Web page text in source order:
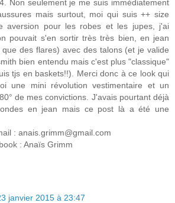
Non seulement je me suis immédiatement
mais surtout, moi qui suis ++ size
aversion pour les robes et les jupes, j'ai
pouvait s'en sortir très très bien, en jean
des flares) avec des talons (et je valide
bien entendu mais c'est plus "classique"
tjs en baskets!!). Merci donc à ce look qui
une mini révolution vestimentaire et un
de mes convictions. J'avais pourtant déjà
en jean mais ce post là a été une
: anais.grimm@gmail.com
: Anaïs Grimm
janvier 2015 à 23:47